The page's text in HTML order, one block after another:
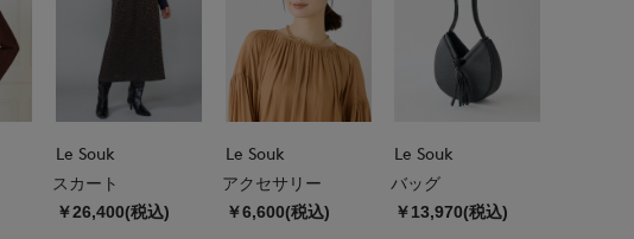
Le Souk
スカート
￥26,400(税込)
Le Souk
アクセサリー
￥6,600(税込)
Le Souk
バッグ
￥13,970(税込)